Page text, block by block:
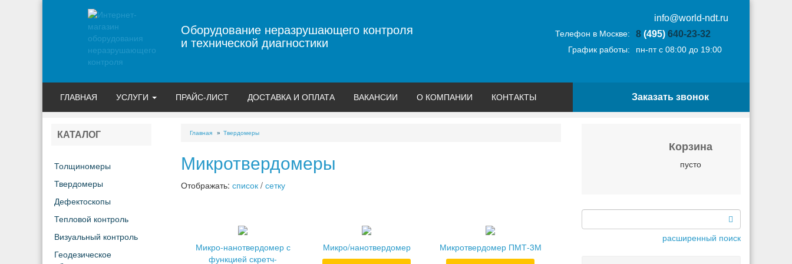
Оборудование неразрушающего контроля
и технической диагностики
info@world-ndt.ru
Телефон в Москве: 8 (495)640-23-32
График работы: пн-пт с 08:00 до 19:00
ГЛАВНАЯ УСЛУГИ ПРАЙС-ЛИСТ ДОСТАВКА И ОПЛАТА ВАКАНСИИ О КОМПАНИИ КОНТАКТЫ Заказать звонок
КАТАЛОГ
Толщиномеры
Твердомеры
Дефектоскопы
Тепловой контроль
Визуальный контроль
Геодезическое
Главная Твердомеры
Микротвердомеры
Отображать: список / сетку
Микро-нанотвердомер с
функцией скретч-
Микро/нанотвердомер Микротвердомер ПМТ-3М
Корзина
пусто
расширенный поиск